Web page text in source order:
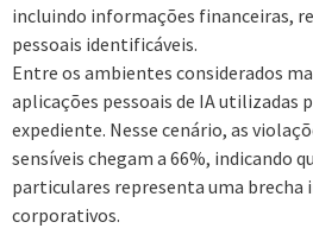
incluindo informações financeiras,
pessoais identificáveis.
Entre os ambientes considerados
aplicações pessoais de IA utilizadas
expediente. Nesse cenário, as
sensíveis chegam a 66%, indicando
particulares representa uma
corporativos.